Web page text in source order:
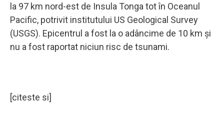
la 97 km nord-est de Insula Tonga tot în Oceanul
Pacific, potrivit institutului US Geological Survey
(USGS). Epicentrul a fost la o adâncime de 10 km şi
nu a fost raportat niciun risc de tsunami.
[citeste si]